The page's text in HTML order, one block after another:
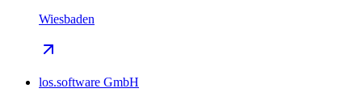
Wiesbaden
los.software GmbH